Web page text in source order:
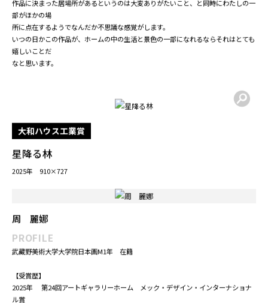
2025年 803×1,167
田村 美琴
部がほかの場
所に点在するようでなんだか不思議な感覚がします。
いつの日かこの作品が、ホームの中の生活と景色の一部になれるならそれはとても
なと思います。
大和ハウス工業賞
2025年 910×727